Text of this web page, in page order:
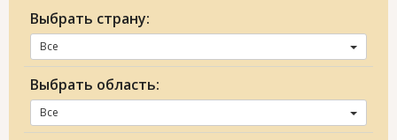
Выбрать страну:
Все
Выбрать область:
Все